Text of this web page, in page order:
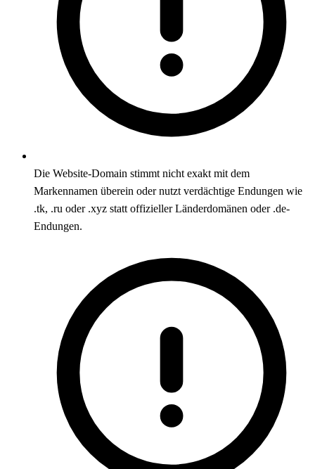
Die Website-Domain stimmt nicht exakt mit dem
Markennamen überein oder nutzt verdächtige Endungen wie
.tk, .ru oder .xyz statt offizieller Länderdomänen oder .de-
Endungen.